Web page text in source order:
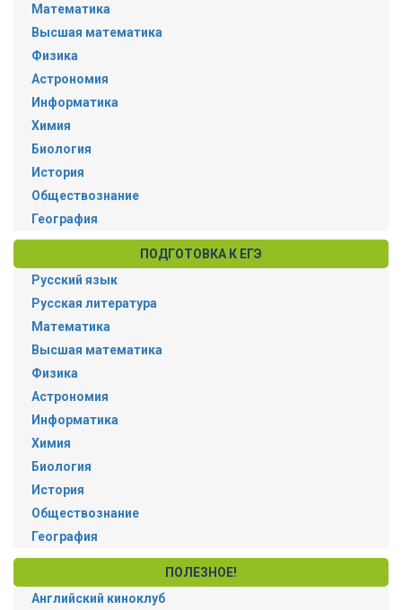
Математика
Высшая математика
Физика
Астрономия
Информатика
Химия
Биология
История
Обществознание
География
ПОДГОТОВКА К ЕГЭ
Русский язык
Русская литература
Математика
Высшая математика
Физика
Астрономия
Информатика
Химия
Биология
История
Обществознание
География
ПОЛЕЗНОЕ!
Английский киноклуб